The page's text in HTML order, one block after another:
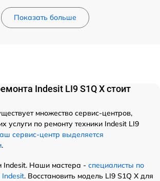
Показать больше
Indesit LI9 S1Q X стоит
множество сервис-центров,
услуги по ремонту техники Indesit LI9
сервис-центр выделяется
.
Indesit. Наши мастера - специалисты по
Indesit. Восстановить модель LI9 S1Q X для